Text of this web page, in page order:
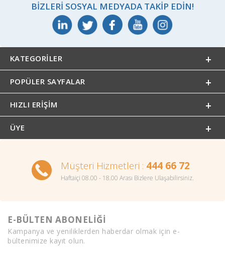
BIZLERI SOSYAL MEDYADA TAKIP EDIN!
KATEGORILER
POPÜLER SAYFALAR
HIZLI ERIŞIM
ÜYE
Müşteri Hizmetleri : 444 66 72
Haftaiçi 08.00 - 18.00 Arası Bizlere Ulaşabilirsiniz.
E-BÜLTEN ABONELİĞİ
Kampanya ve yeniliklerden haberdar olmak için e-
bültenimize kayıt olun.